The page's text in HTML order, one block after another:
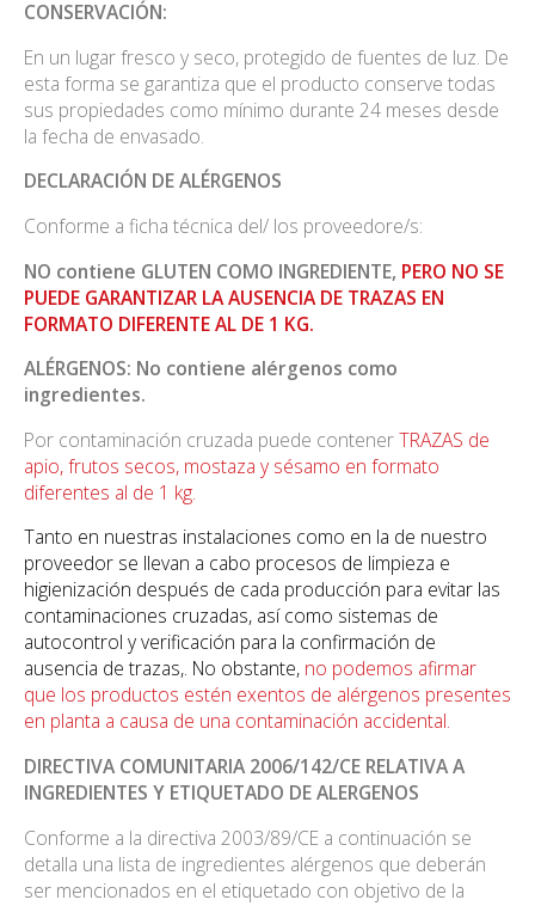
CONSERVACIÓN:
En un lugar fresco y seco, protegido de fuentes de luz. De
esta forma se garantiza que el producto conserve todas
sus propiedades como mínimo durante 24 meses desde
la fecha de envasado.
DECLARACIÓN DE ALÉRGENOS
Conforme a ficha técnica del/ los proveedore/s:
NO contiene GLUTEN COMO INGREDIENTE, PERO NO SE
PUEDE GARANTIZAR LA AUSENCIA DE TRAZAS EN
FORMATO DIFERENTE AL DE 1 KG.
ALÉRGENOS: No contiene alérgenos como
ingredientes.
Por contaminación cruzada puede contenerTRAZAS de
apio, frutos secos, mostaza y sésamo en formato
diferentes al de 1 kg.
Tanto en nuestras instalaciones como en la de nuestro
proveedor se llevan a cabo procesos de limpieza e
higienización después de cada producción para evitar las
contaminaciones cruzadas, así como sistemas de
autocontrol y verificación para la confirmación de
ausencia de trazas,. No obstante, no podemos afirmar
que los productos estén exentos de alérgenos presentes
en planta a causa de una contaminación accidental.
DIRECTIVA COMUNITARIA 2006/142/CE RELATIVA A
INGREDIENTES Y ETIQUETADO DE ALERGENOS
Conforme a la directiva 2003/89/CE a continuación se
detalla una lista de ingredientes alérgenos que deberán
ser mencionados en el etiquetado con objetivo de la